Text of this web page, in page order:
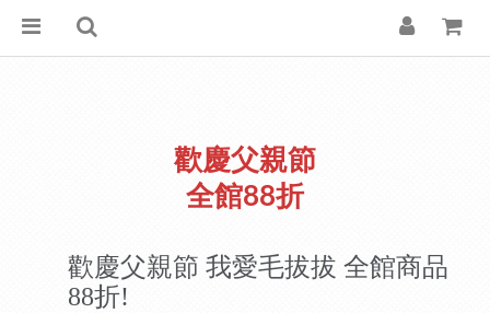
歡慶父親節
全館88折
歡慶父親節 我愛毛拔拔 全館商品
88折!